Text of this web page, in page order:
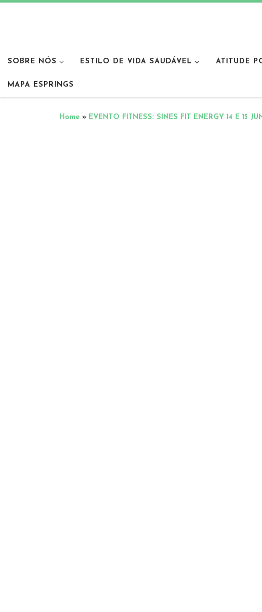
SOBRE NÓS ESTILO DE VIDA SAUDÁVEL ATITUDE
MAPA ESPRINGS
Home » EVENTO FITNESS: SINES FIT ENERGY 14 E 15